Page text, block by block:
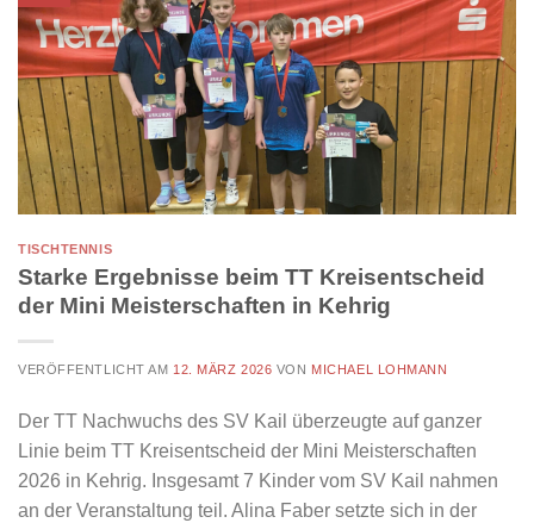
TISCHTENNIS
Starke Ergebnisse beim TT Kreisentscheid
der Mini Meisterschaften in Kehrig
VERÖFFENTLICHT AM 12. MÄRZ 2026 VON MICHAEL LOHMANN
Der TT Nachwuchs des SV Kail überzeugte auf ganzer
Linie beim TT Kreisentscheid der Mini Meisterschaften
2026 in Kehrig. Insgesamt 7 Kinder vom SV Kail nahmen
an der Veranstaltung teil. Alina Faber setzte sich in der